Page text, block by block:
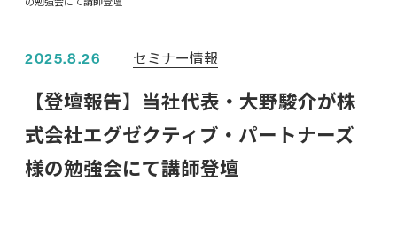
2025.8.26 セミナー情報
【登壇報告】当社代表・大野駿介が株
式会社エグゼクティブ・パートナーズ
様の勉強会にて講師登壇